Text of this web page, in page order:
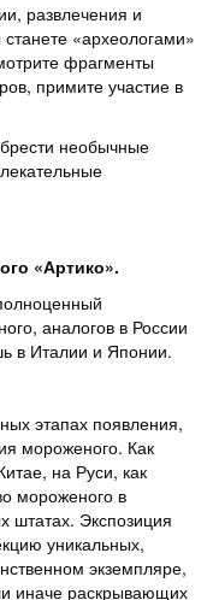
развлечения и
«археологами»
фрагменты
примите участие в
необычные
«Артико».
аналогов в России
в Италии и Японии.
этапах появления,
мороженого. Как
на Руси, как
мороженого в
штатах. Экспозиция
уникальных,
экземпляре,
иначе раскрывающих